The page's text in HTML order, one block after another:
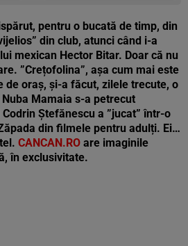
pentru o bucată de timp, din
din club, atunci când i-a
mexican Hector Bitar. Doar că nu
”Crețofolina”, așa cum mai este
de oraș, și-a făcut, zilele trecute, o
Mamaia s-a petrecut
Ștefănescu a ”jucat” într-o
din filmele pentru adulți. Ei…
CANCAN.RO are imaginile
în exclusivitate.